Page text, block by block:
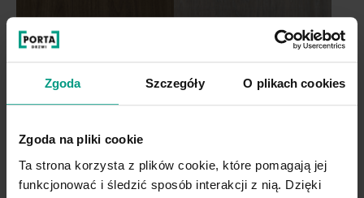
Zgoda Szczegóły O plikach cookies
Zgoda na pliki cookie
Ta strona korzysta z plików cookie, które pomagają jej
funkcjonować i śledzić sposób interakcji z nią. Dzięki
Orzech Naturalny